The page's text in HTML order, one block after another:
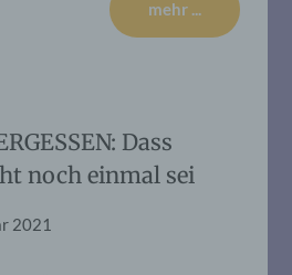
mehr ...
Dass
noch einmal sei
2021